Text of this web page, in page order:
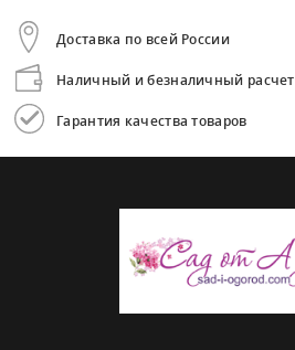
Доставка по всей России
Наличный и безналичный расчет
Гарантия качества товаров